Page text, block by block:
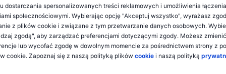
dostarczania spersonalizowanych treści reklamowych i umożliwienia
społecznościowymi. Wybierając opcję "Akceptuj wszystko", wyrażasz
z plików cookie i związane z tym przetwarzanie danych osobowych.
zgodą", aby zarządzać preferencjami dotyczącymi zgody. Możesz
lub wycofać zgodę w dowolnym momencie za pośrednictwem strony z
cookie. Zapoznaj się z naszą polityką plików cookie i naszą polityką
XXXXXXX XXXXXXX
XXXXXXX